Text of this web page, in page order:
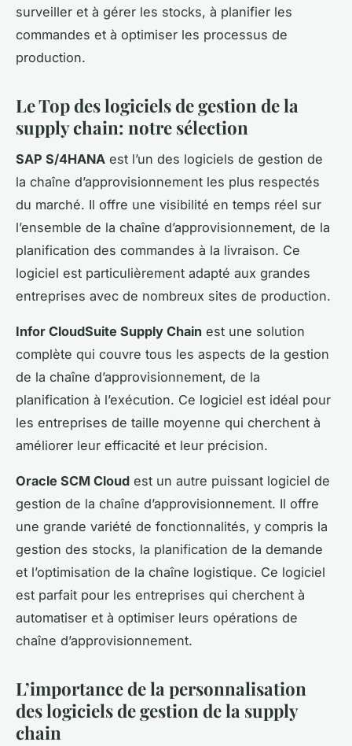
surveiller et à gérer les stocks, à planifier les
commandes et à optimiser les processus de
production.
Le Top des logiciels de gestion de la
supply chain: notre sélection
SAP S/4HANA est l’un des logiciels de gestion de
la chaîne d’approvisionnement les plus respectés
du marché. Il offre une visibilité en temps réel sur
l’ensemble de la chaîne d’approvisionnement, de la
planification des commandes à la livraison. Ce
logiciel est particulièrement adapté aux grandes
entreprises avec de nombreux sites de production.
Infor CloudSuite Supply Chain est une solution
complète qui couvre tous les aspects de la gestion
de la chaîne d’approvisionnement, de la
planification à l’exécution. Ce logiciel est idéal pour
les entreprises de taille moyenne qui cherchent à
améliorer leur efficacité et leur précision.
Oracle SCM Cloud est un autre puissant logiciel de
gestion de la chaîne d’approvisionnement. Il offre
une grande variété de fonctionnalités, y compris la
gestion des stocks, la planification de la demande
et l’optimisation de la chaîne logistique. Ce logiciel
est parfait pour les entreprises qui cherchent à
automatiser et à optimiser leurs opérations de
chaîne d’approvisionnement.
L’importance de la personnalisation
des logiciels de gestion de la supply
chain